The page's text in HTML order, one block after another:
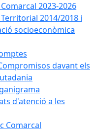
2023-2026
2014/2018 i
socioeconòmica
davant els
d'atenció a les
Comarcal